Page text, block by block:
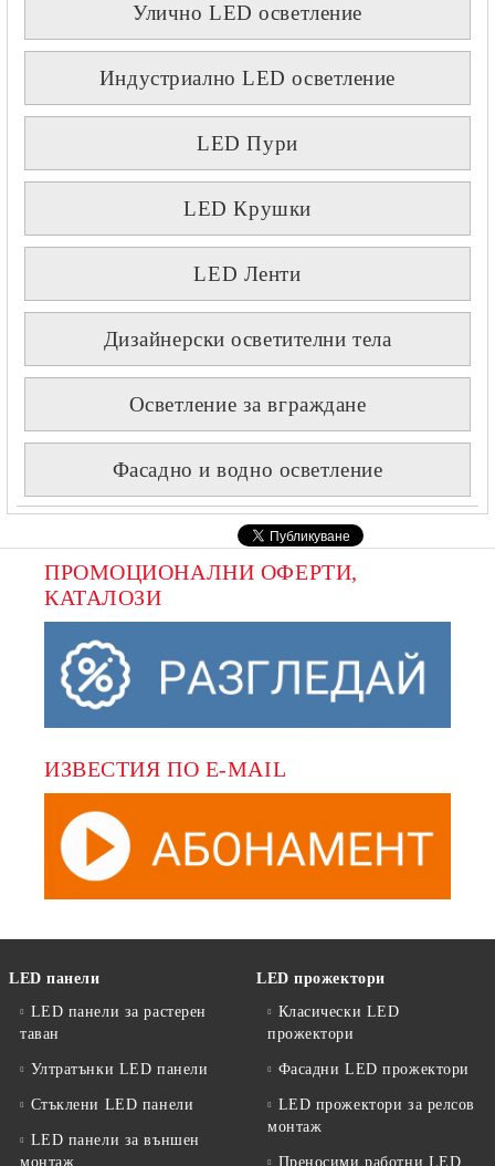
Улично LED осветление
Индустриално LED осветление
LED Пури
LED Крушки
LED Ленти
Дизайнерски осветителни тела
Осветление за вграждане
Фасадно и водно осветление
ПРОМОЦИОНАЛНИ ОФЕРТИ,
КАТАЛОЗИ
ИЗВЕСТИЯ ПО E-MAIL
LED панели
LED панели за растерен
таван
Ултратънки LED панели
Стъклени LED панели
LED панели за външен
монтаж
LED прожектори
Класически LED
прожектори
Фасадни LED прожектори
LED прожектори за релсов
монтаж
Преносими работни LED